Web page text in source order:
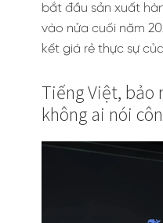
bắt đầu sản xuất
vào nửa cuối năm
kết giá rẻ thực sự
Tiếng Việt, bảo
không ai nói